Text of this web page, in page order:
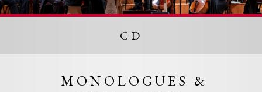
CD
MONOLOGUES &